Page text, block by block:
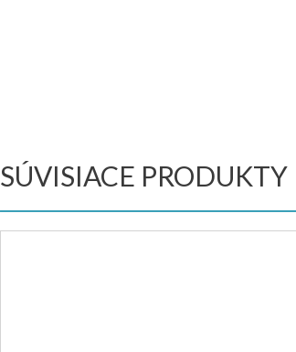
SÚVISIACE PRODUKTY